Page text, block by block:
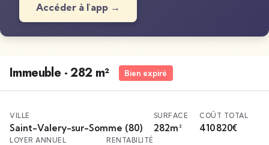
Accéder à l'app →
Immeuble - 282 m² Bien expiré
VILLE
Saint-Valery-sur-Somme (80)
SURFACE
282m²
COÛT TOTAL
410 820€
LOYER ANNUEL RENTABILITÉ